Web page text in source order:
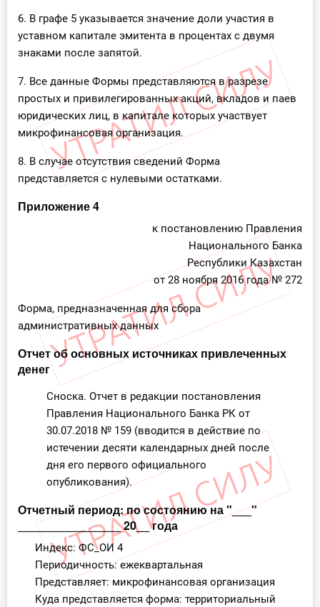
6. В графе 5 указывается значение доли участия в
уставном капитале эмитента в процентах с двумя
знаками после запятой.
7. Все данные Формы представляются в разрезе
простых и привилегированных акций, вкладов и паев
юридических лиц, в капитале которых участвует
микрофинансовая организация.
8. В случае отсутствия сведений Форма
представляется с нулевыми остатками.
Приложение 4
к постановлению Правления
Национального Банка
Республики Казахстан
от 28 ноября 2016 года № 272
Форма, предназначенная для сбора
административных данных
Отчет об основных источниках привлеченных
денег
Сноска. Отчет в редакции постановления
Правления Национального Банка РК от
30.07.2018 № 159 (вводится в действие по
истечении десяти календарных дней после
дня его первого официального
опубликования).
Отчетный период: по состоянию на "___"
________________ 20__ года
Индекс: ФС_ОИ 4
Периодичность: ежеквартальная
Представляет: микрофинансовая организация
Куда представляется форма: территориальный